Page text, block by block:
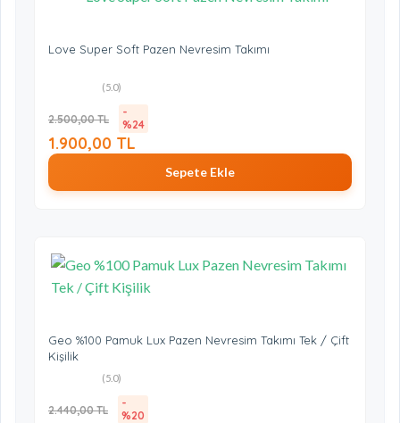
Love Super Soft Pazen Nevresim Takımı
(5.0)
2.500,00 TL
-
%24
1.900,00 TL
Sepete Ekle
Geo %100 Pamuk Lux Pazen Nevresim Takımı Tek / Çift
Kişilik
(5.0)
2.440,00 TL
-
%20